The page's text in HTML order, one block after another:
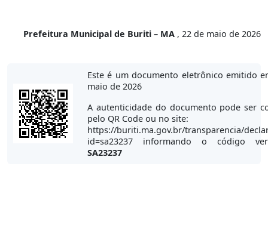
Prefeitura Municipal de Buriti – MA , 22 de maio de 2026
Este é um documento eletrônico emitido
maio de 2026
A autenticidade do documento pode ser
pelo QR Code ou no site:
https://buriti.ma.gov.br/transparencia/
id=sa23237 informando o código
SA23237